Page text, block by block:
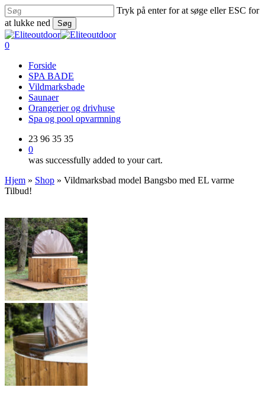
Skip
to
main
content
Tryk på enter for at søge eller ESC for
at lukke ned
Søg
Close
Search
0
Forside
SPA BADE
Vildmarksbade
Saunaer
Orangerier og drivhuse
Spa og pool opvarmning
23 96 35 35
0
was successfully added to your cart.
Hjem » Shop » Vildmarksbad model Bangsbo med EL varme
Tilbud!